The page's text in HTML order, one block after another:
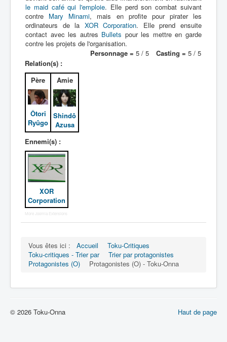
le maid café qui l'emploie. Elle perd son combat suivant
contre Mary Minami, mais en profite pour pirater les
ordinateurs de la XOR Corporation. Elle prend ensuite
contact avec les autres Bullets pour les mettre en garde
contre les projets de l'organisation.
Personnage = 5 / 5 Casting = 5 / 5
Relation(s) :
Père
Ôtori
Ryûgo
Amie
Shindô
Azusa
Ennemi(s) :
XOR
Corporation
More Joomla Extensions
Vous êtes ici : Accueil
Toku-Critiques
Toku-critiques - Trier par
Trier par protagonistes
Protagonistes (O)
Protagonistes (O) - Toku-Onna
Haut de page
© 2026 Toku-Onna